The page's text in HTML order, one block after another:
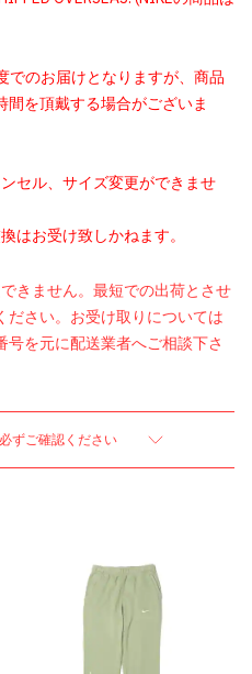
でのお届けとなりますが、商品
を頂戴する場合がございま
セル、サイズ変更ができませ
はお受け致しかねます。
きません。最短での出荷とさせ
ださい。お受け取りについては
を元に配送業者へご相談下さ
ずご確認ください